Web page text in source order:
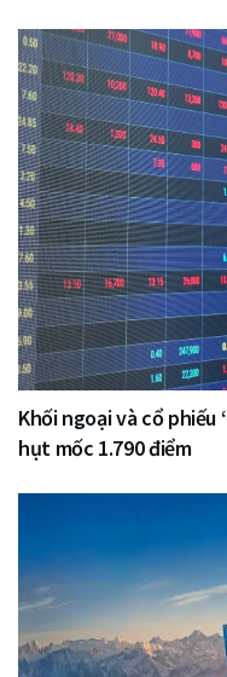
Khối ngoại và cổ phiếu
hụt mốc 1.790 điểm